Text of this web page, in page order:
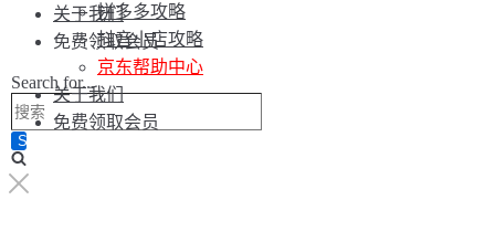
关于我们
免费领取会员
Search for...
拼多多攻略
抖音小店攻略
京东帮助中心
关于我们
免费领取会员